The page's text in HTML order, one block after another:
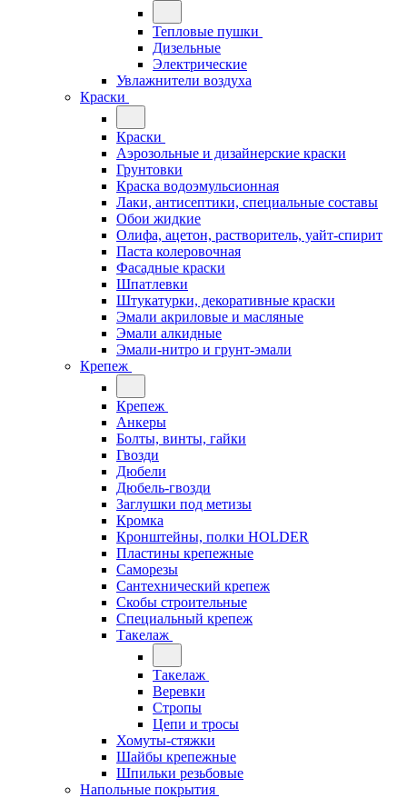
Тепловые пушки
Дизельные
Электрические
Увлажнители воздуха
Краски
Краски
Аэрозольные и дизайнерские краски
Грунтовки
Краска водоэмульсионная
Лаки, антисептики, специальные составы
Обои жидкие
Олифа, ацетон, растворитель, уайт-спирит
Паста колеровочная
Фасадные краски
Шпатлевки
Штукатурки, декоративные краски
Эмали акриловые и масляные
Эмали алкидные
Эмали-нитро и грунт-эмали
Крепеж
Крепеж
Анкеры
Болты, винты, гайки
Гвозди
Дюбели
Дюбель-гвозди
Заглушки под метизы
Кромка
Кронштейны, полки НОLDER
Пластины крепежные
Саморезы
Сантехнический крепеж
Скобы строительные
Специальный крепеж
Такелаж
Такелаж
Веревки
Стропы
Цепи и тросы
Хомуты-стяжки
Шайбы крепежные
Шпильки резьбовые
Напольные покрытия